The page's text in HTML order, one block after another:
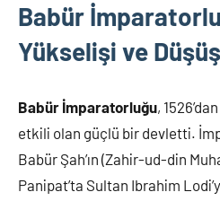
Babür
Yükselişi ve
Babür İmparatorluğu,
etkili olan güçlü bir devletti.
Babür Şah’ın (Zahir-ud-din
Panipat’ta Sultan Ibrahim